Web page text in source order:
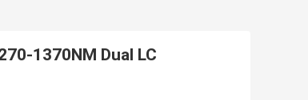
1370NM Dual LC